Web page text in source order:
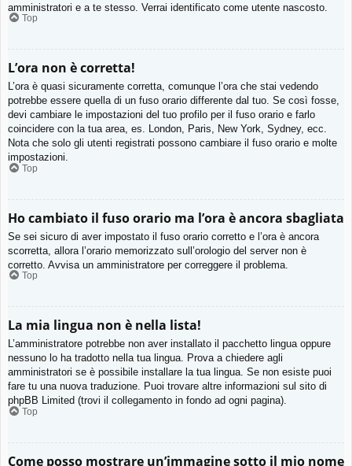
amministratori e a te stesso. Verrai identificato come utente nascosto.
Top
L’ora non è corretta!
L’ora è quasi sicuramente corretta, comunque l’ora che stai vedendo
potrebbe essere quella di un fuso orario differente dal tuo. Se così fosse,
devi cambiare le impostazioni del tuo profilo per il fuso orario e farlo
coincidere con la tua area, es. London, Paris, New York, Sydney, ecc.
Nota che solo gli utenti registrati possono cambiare il fuso orario e molte
impostazioni.
Top
Ho cambiato il fuso orario ma l’ora è ancora sbagliata
Se sei sicuro di aver impostato il fuso orario corretto e l’ora è ancora
scorretta, allora l’orario memorizzato sull’orologio del server non è
corretto. Avvisa un amministratore per correggere il problema.
Top
La mia lingua non è nella lista!
L’amministratore potrebbe non aver installato il pacchetto lingua oppure
nessuno lo ha tradotto nella tua lingua. Prova a chiedere agli
amministratori se è possibile installare la tua lingua. Se non esiste puoi
fare tu una nuova traduzione. Puoi trovare altre informazioni sul sito di
phpBB Limited (trovi il collegamento in fondo ad ogni pagina).
Top
Come posso mostrare un’immagine sotto il mio nome